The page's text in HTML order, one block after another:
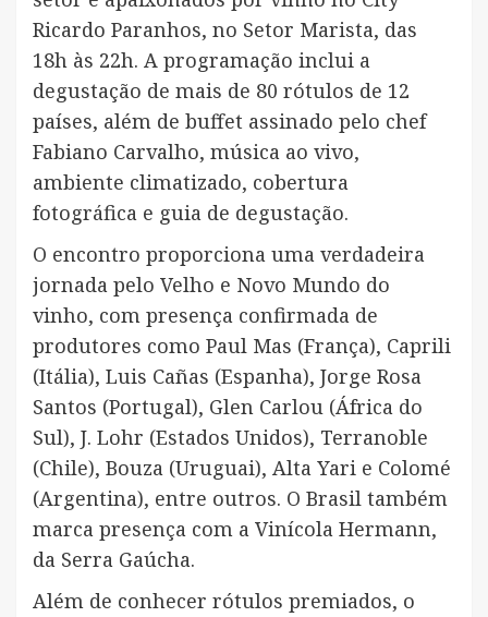
Ricardo Paranhos, no Setor Marista, das
18h às 22h. A programação inclui a
degustação de mais de 80 rótulos de 12
países, além de buffet assinado pelo chef
Fabiano Carvalho, música ao vivo,
ambiente climatizado, cobertura
fotográfica e guia de degustação.
O encontro proporciona uma verdadeira
jornada pelo Velho e Novo Mundo do
vinho, com presença confirmada de
produtores como Paul Mas (França), Caprili
(Itália), Luis Cañas (Espanha), Jorge Rosa
Santos (Portugal), Glen Carlou (África do
Sul), J. Lohr (Estados Unidos), Terranoble
(Chile), Bouza (Uruguai), Alta Yari e Colomé
(Argentina), entre outros. O Brasil também
marca presença com a Vinícola Hermann,
da Serra Gaúcha.
Além de conhecer rótulos premiados, o